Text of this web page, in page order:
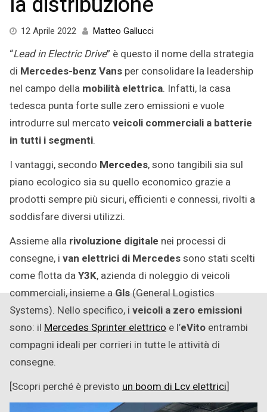
12 Aprile 202228
2022
Matteo Gallucci
“Lead in Electric Drive” è questo il nome della strategia
di Mercedes-benz Vans per consolidare la leadership
nel campo della mobilità elettrica. Infatti, la casa
tedesca punta forte sulle zero emissioni e vuole
introdurre sul mercato veicoli commerciali a batterie
in tutti i segmenti.
I vantaggi, secondo Mercedes, sono tangibili sia sul
piano ecologico sia su quello economico grazie a
prodotti sempre più sicuri, efficienti e connessi, rivolti a
soddisfare diversi utilizzi.
Assieme alla rivoluzione digitale nei processi di
consegne, i van elettrici di Mercedessono stati scelti
come flotta daY3K, azienda di noleggio di veicoli
commerciali, insieme aGls(General Logistics
Systems). Nello specifico, i veicoli a zero emissioni
sono: il Mercedes Sprinter elettrico e l’eVito entrambi
compagni ideali per corrieri in tutte le attività di
consegne.
[Scopri perché è previsto un boom di Lcv elettrici]